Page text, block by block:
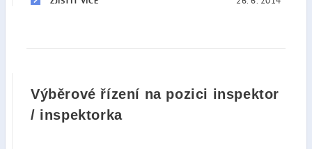
Výběrové řízení na pozici inspektor
/ inspektorka